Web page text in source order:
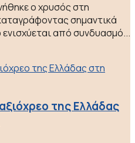
ο χρυσός στη
σημαντικά
από συνδυασμό...
της Ελλάδας